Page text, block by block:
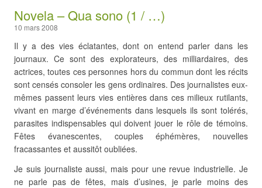
Novela – Qua sono (1 / …)
10 mars 2008
Il y a des vies éclatantes, dont on entend parler dans les
journaux. Ce sont des explorateurs, des milliardaires, des
actrices, toutes ces personnes hors du commun dont les récits
sont censés consoler les gens ordinaires. Des journalistes eux-
mêmes passent leurs vies entières dans ces milieux rutilants,
vivant en marge d’événements dans lesquels ils sont tolérés,
parasites indispensables qui doivent jouer le rôle de témoins.
Fêtes évanescentes, couples éphémères, nouvelles
fracassantes et aussitôt oubliées.
Je suis journaliste aussi, mais pour une revue industrielle. Je
ne parle pas de fêtes, mais d’usines, je parle moins des